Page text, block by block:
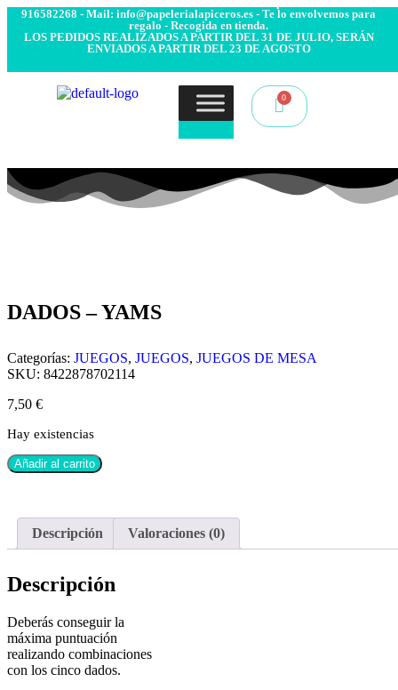
916582268 - Mail: info@papelerialapiceros.es - Te lo envolvemos para
regalo - Recogida en tienda.
LOS PEDIDOS REALIZADOS A PARTIR DEL 31 DE JULIO, SERÁN
ENVIADOS A PARTIR DEL 23 DE AGOSTO
DADOS – YAMS
Categorías: JUEGOS, JUEGOS, JUEGOS DE MESA
SKU: 8422878702114
7,50 €
Hay existencias
Añadir al carrito
Descripción Valoraciones (0)
Descripción
Deberás conseguir la
máxima puntuación
realizando combinaciones
con los cinco dados.